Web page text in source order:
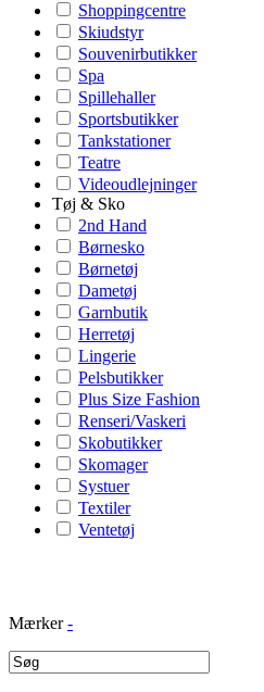
Shoppingcentre
Skiudstyr
Souvenirbutikker
Spa
Spillehaller
Sportsbutikker
Tankstationer
Teatre
Videoudlejninger
Tøj & Sko
2nd Hand
Børnesko
Børnetøj
Dametøj
Garnbutik
Herretøj
Lingerie
Pelsbutikker
Plus Size Fashion
Renseri/Vaskeri
Skobutikker
Skomager
Systuer
Textiler
Ventetøj
Mærker -